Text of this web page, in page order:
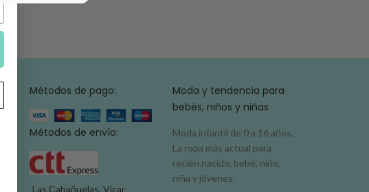
Métodos de pago:
Métodos de envío:
Las Cabañuelas, Vícar
Moda y tendencia para
bebés, niños y niñas
Moda infantil de 0 a 16 años.
La ropa más actual para
recién nacido, bebé, niño,
niña y jóvenes.